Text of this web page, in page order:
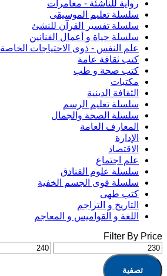
رواية للناشئة - مغامرات
سلسلة تعليم الموسيقى
سلسلة تفسير القرآن للنشئ
سلسلة حياة و أعمال الفنانين
علم النفس - ذوى الاحتياجات الخاصة
كتب ثقافة عامة
كتب صحة و طب
مكتبات
الثقافة الدينية
سلسلة تعليم الرسم
سلسلة الصحة والجمال
المعارف العامة
الإدارة
الاقتصاد
علم اجتماع
سلسلة علوم الفنادق
سلسلة قوى الجسم الخفية
كتب طهى
التاريخ و التراجم
اللغة و القواميس و المعاجم
Filter By Price
تصفية